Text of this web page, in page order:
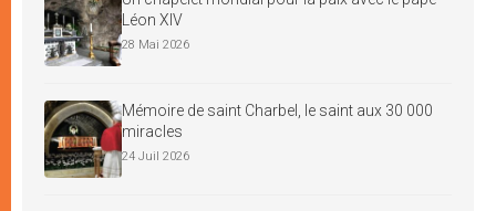
Léon XIV
28 Mai 2026
Mémoire de saint Charbel, le saint aux 30 000
miracles
24 Juil 2026